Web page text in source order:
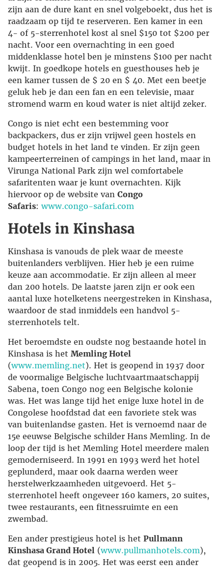
zijn aan de dure kant en snel volgeboekt, dus het is
raadzaam op tijd te reserveren. Een kamer in een
4- of 5-sterrenhotel kost al snel $150 tot $200 per
nacht. Voor een overnachting in een goed
middenklasse hotel ben je minstens $100 per nacht
kwijt. In goedkope hotels en guesthouses heb je
een kamer tussen de $ 20 en $ 40. Met een beetje
geluk heb je dan een fan en een televisie, maar
stromend warm en koud water is niet altijd zeker.
Congo is niet echt een bestemming voor
backpackers, dus er zijn vrijwel geen hostels en
budget hotels in het land te vinden. Er zijn geen
kampeerterreinen of campings in het land, maar in
Virunga National Park zijn wel comfortabele
safaritenten waar je kunt overnachten. Kijk
hiervoor op de website van Congo
Safaris: www.congo-safari.com
Hotels in Kinshasa
Kinshasa is vanouds de plek waar de meeste
buitenlanders verblijven. Hier heb je een ruime
keuze aan accommodatie. Er zijn alleen al meer
dan 200 hotels. De laatste jaren zijn er ook een
aantal luxe hotelketens neergestreken in Kinshasa,
waardoor de stad inmiddels een handvol 5-
sterrenhotels telt.
Het beroemdste en oudste nog bestaande hotel in
Kinshasa is het Memling Hotel
(www.memling.net). Het is geopend in 1937 door
de voormalige Belgische luchtvaartmaatschappij
Sabena, toen Congo nog een Belgische kolonie
was. Het was lange tijd het enige luxe hotel in de
Congolese hoofdstad dat een favoriete stek was
van buitenlandse gasten. Het is vernoemd naar de
15e eeuwse Belgische schilder Hans Memling. In de
loop der tijd is het Memling Hotel meerdere malen
gemoderniseerd. In 1991 en 1993 werd het hotel
geplunderd, maar ook daarna werden weer
herstelwerkzaamheden uitgevoerd. Het 5-
sterrenhotel heeft ongeveer 160 kamers, 20 suites,
twee restaurants, een fitnessruimte en een
zwembad.
Een ander prestigieus hotel is het Pullmann
Kinshasa Grand Hotel (www.pullmanhotels.com),
dat geopend is in 2005. Het was eerst een ander